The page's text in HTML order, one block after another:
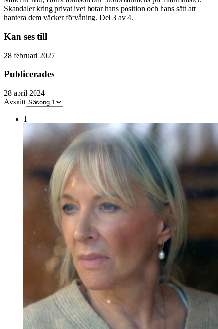
Skandaler kring privatlivet hotar hans position och hans sätt att
hantera dem väcker förvåning. Del 3 av 4.
Kan ses till
28 februari 2027
Publicerades
28 april 2024
Avsnitt
1